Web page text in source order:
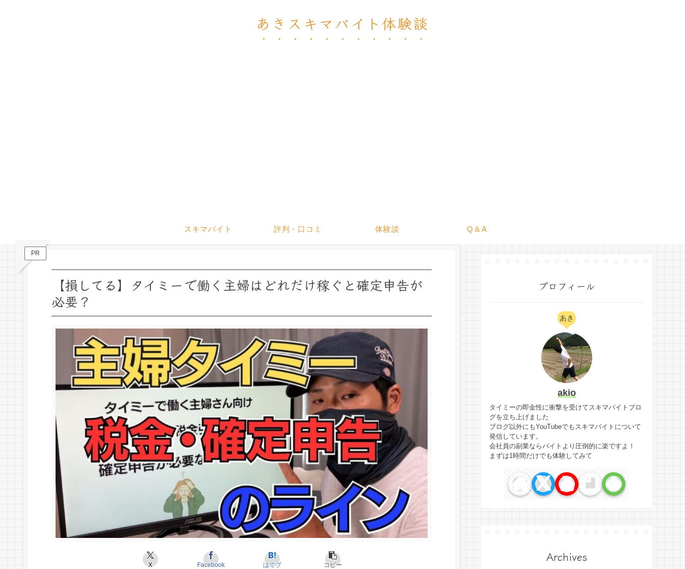
あきスキマバイト体験談
スキマバイト 評判・口コミ 体験談 Q＆A
PR
【損してる】タイミーで働く主婦はどれだけ稼ぐと確定申告が
必要？
X Facebook はてブ コピー
プロフィール
あき
akio
タイミーの即金性に衝撃を受けてスキマバイトブロ
グを立ち上げました
ブログ以外にもYouTubeでもスキマバイトについて
発信しています。
会社員の副業ならバイトより圧倒的に楽ですよ！
まずは1時間だけでも体験してみて
Archives